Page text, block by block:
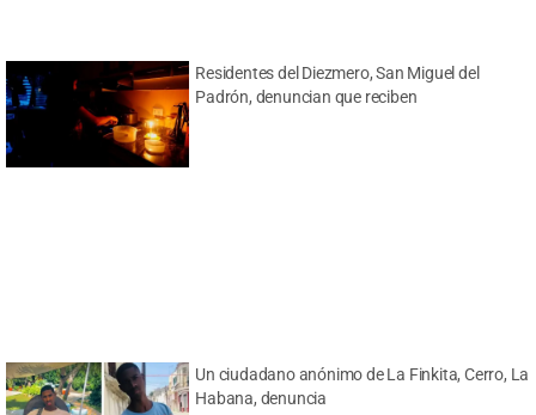
Residentes del Diezmero, San Miguel del
Padrón, denuncian que reciben
Un ciudadano anónimo de La Finkita, Cerro, La
Habana, denuncia